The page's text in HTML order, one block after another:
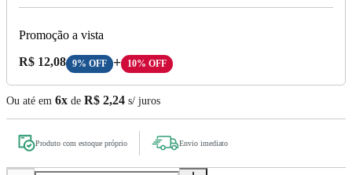
Promoção a vista
Preço A Vista:
R$ 12,08 9% OFF + 10% OFF
Ou até em 6x de R$ 2,24 s/ juros
Produto com estoque próprio Envio imediato